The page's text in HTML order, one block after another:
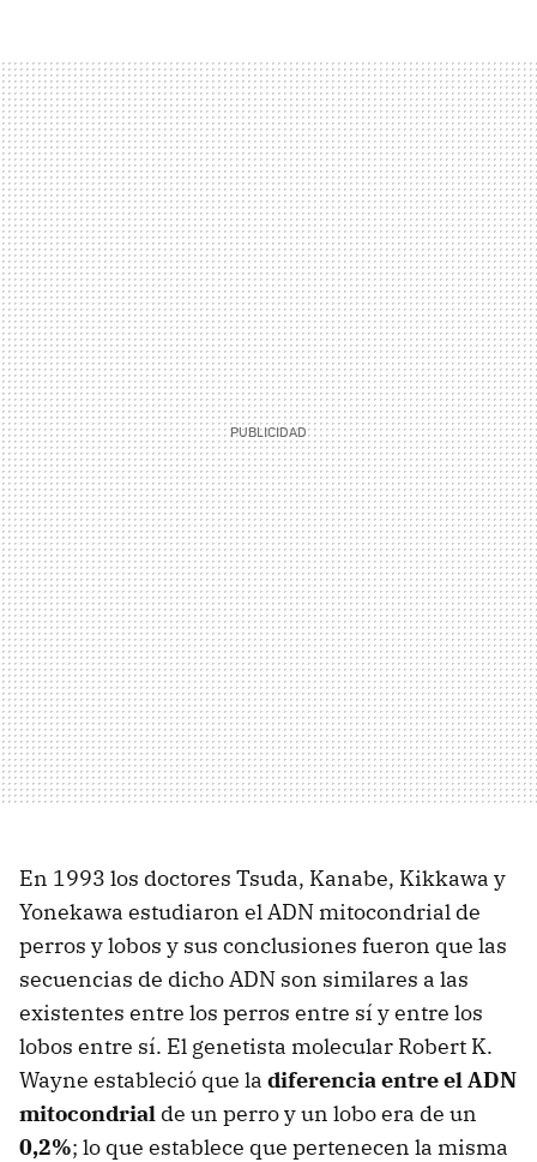
En 1993 los doctores Tsuda, Kanabe, Kikkawa y
Yonekawa estudiaron el ADN mitocondrial de
perros y lobos y sus conclusiones fueron que las
secuencias de dicho ADN son similares a las
existentes entre los perros entre sí y entre los
lobos entre sí. El genetista molecular Robert K.
Wayne estableció que la diferencia entre el ADN
mitocondrial de un perro y un lobo era de un
0,2%; lo que establece que pertenecen la misma